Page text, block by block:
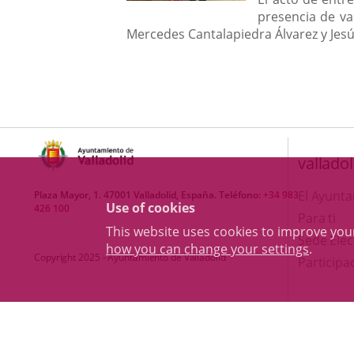
Use of cookies
This website uses cookies to improve
how you can change your settings.
presencia de
Mercedes Cantalapiedra Álvarez y
Plaza Mayor, 1. 47001 Valladolid, España. Teléfono: +34 983
426 100
Copyright 2025 - Ayuntamiento de Valladolid
Sede